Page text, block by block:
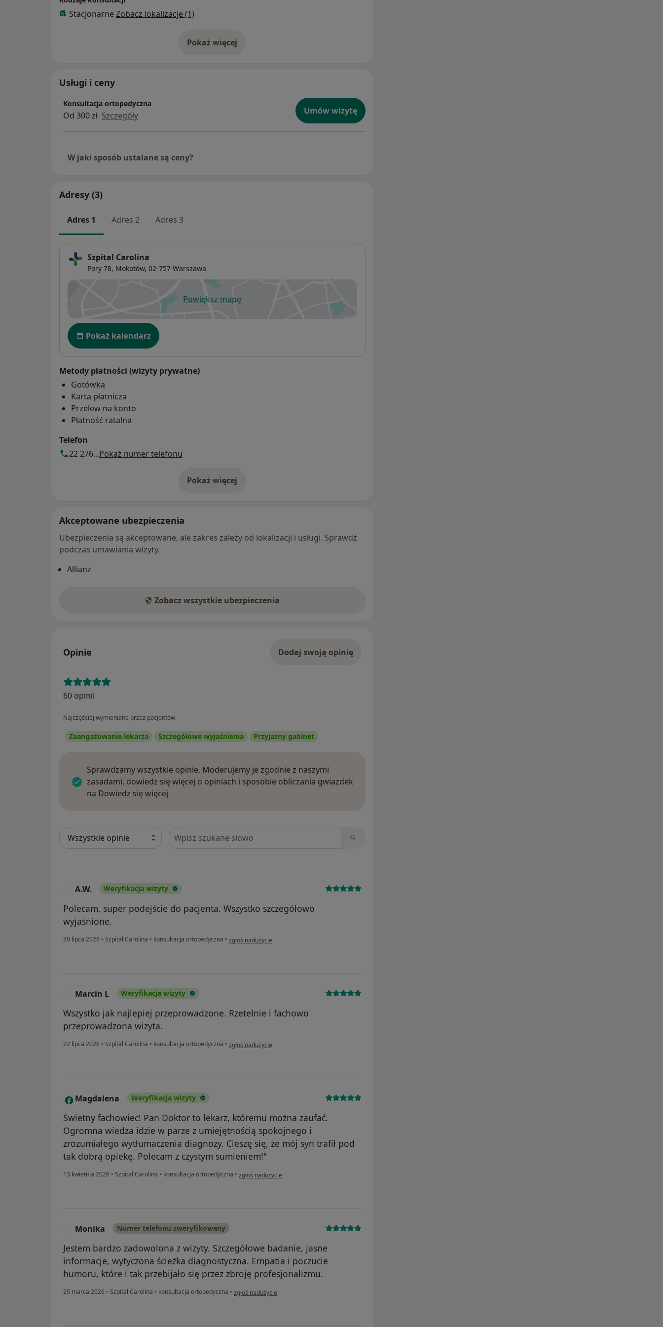
Stacjonarne Zobacz lokalizacje (1)
Pokaż więcejo doświadczeniu
Usługi i ceny
Konsultacja ortopedyczna
Od 300 zł Szczegóły Umów wizytę
W jaki sposób ustalane są ceny?
Adresy (3)
Adres 1 Adres 2 Adres 3
Szpital Carolina
Pory 78, Mokotów, 02-757 Warszawa
Powiększ mapęotwiera się w nowej karcie
Dostępność
Pokaż kalendarz
Metody płatności (wizyty prywatne)
Gotówka
Karta płatnicza
Przelew na konto
Płatność ratalna
Telefon
22 276...Pokaż numer telefonu
Pokaż więcej
o adresie
Akceptowane ubezpieczenia
Ubezpieczenia są akceptowane, ale zakres zależy od lokalizacji i usługi. Sprawdź
podczas umawiania wizyty.
Allianz
Zobacz wszystkie ubezpieczenia
Opinie Dodaj swoją opinię
60 opinii
Najczęściej wymieniane przez pacjentów
Zaangażowanie lekarza Szczegółowe wyjaśnienia Przyjazny gabinet
Sprawdzamy wszystkie opinie. Moderujemy je zgodnie z naszymi
zasadami, dowiedz się więcej o opiniach i sposobie obliczania gwiazdek
na Dowiedz się więcej
Szukaj w opiniach
A.W. Weryfikacja wizyty
Polecam, super podejście do pacjenta. Wszystko szczegółowo
wyjaśnione.
30 lipca 2026 • Szpital Carolina • konsultacja ortopedyczna • w opinii użytkownika A.W.
zgłoś nadużycie
Marcin L Weryfikacja wizyty
Wszystko jak najlepiej przeprowadzone. Rzetelnie i fachowo
przeprowadzona wizyta.
22 lipca 2026 • Szpital Carolina • konsultacja ortopedyczna • w opinii użytkownika Marcin L
zgłoś nadużycie
M Magdalena Weryfikacja wizyty
Świetny fachowiec! Pan Doktor to lekarz, któremu można zaufać.
Ogromna wiedza idzie w parze z umiejętnością spokojnego i
zrozumiałego wytłumaczenia diagnozy. Cieszę się, że mój syn trafił pod
tak dobrą opiekę. Polecam z czystym sumieniem!"
13 kwietnia 2026 • Szpital Carolina • konsultacja ortopedyczna • w opinii użytkownika Magdalena
zgłoś nadużycie
Monika Numer telefonu zweryfikowany
Jestem bardzo zadowolona z wizyty. Szczegółowe badanie, jasne
informacje, wytyczona ścieżka diagnostyczna. Empatia i poczucie
humoru, które i tak przebijało się przez zbroję profesjonalizmu.
25 marca 2026 • Szpital Carolina • konsultacja ortopedyczna • w opinii użytkownika Monika
zgłoś nadużycie